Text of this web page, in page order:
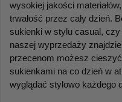
wysokiej jakości
trwałość przez cały dzień.
sukienki w stylu casual,
naszej wyprzedaży
przecenom możesz
sukienkami na co dzień w
wyglądać stylowo każdego